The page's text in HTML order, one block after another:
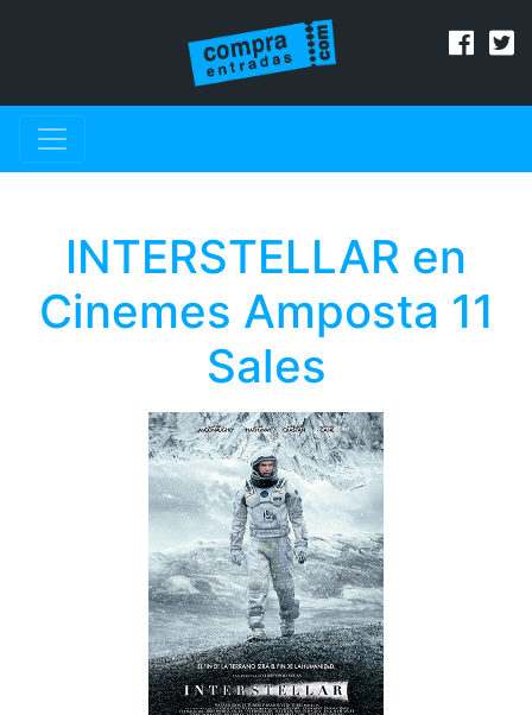
INTERSTELLAR en
Cinemes Amposta 11
Sales